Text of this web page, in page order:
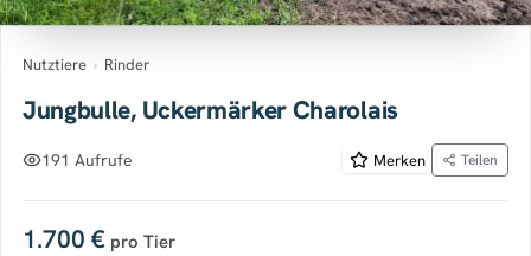
Nutztiere › Rinder
Jungbulle, Uckermärker Charolais
191 Aufrufe Merken Teilen
1.700 € pro Tier